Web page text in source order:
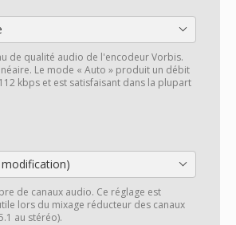
de qualité audio de l'encodeur Vorbis.
Le mode « Auto » produit un débit
kbps et est satisfaisant dans la plupart
de canaux audio. Ce réglage est
lors du mixage réducteur des canaux
au stéréo).